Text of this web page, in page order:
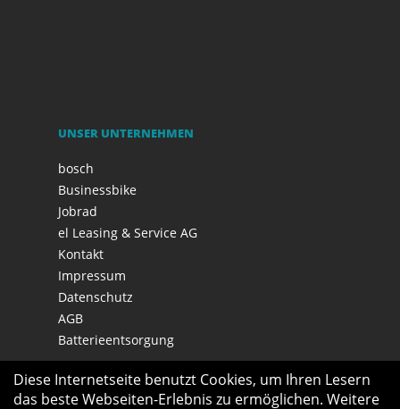
UNSER UNTERNEHMEN
bosch
Businessbike
Jobrad
el Leasing & Service AG
Kontakt
Impressum
Datenschutz
AGB
Batterieentsorgung
Diese Internetseite benutzt Cookies, um Ihren Lesern
das beste Webseiten-Erlebnis zu ermöglichen. Weitere